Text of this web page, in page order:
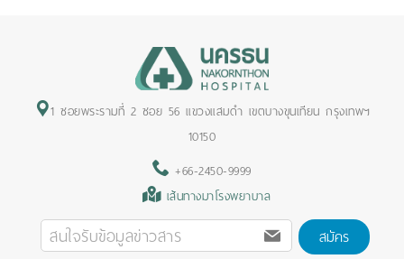
1 ซอยพระรามที่ 2 ซอย 56 แขวงแสมดำ เขตบางขุนเทียน กรุงเทพฯ
10150
+66-2450-9999
เส้นทางมาโรงพยาบาล
สมัคร